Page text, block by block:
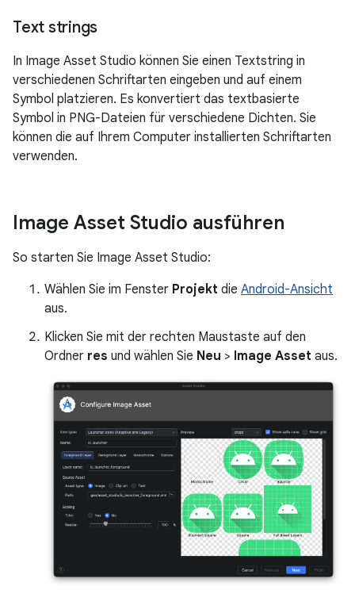
Text strings
In Image Asset Studio können Sie einen Textstring in
verschiedenen Schriftarten eingeben und auf einem
Symbol platzieren. Es konvertiert das textbasierte
Symbol in PNG-Dateien für verschiedene Dichten. Sie
können die auf Ihrem Computer installierten Schriftarten
verwenden.
Image Asset Studio ausführen
So starten Sie Image Asset Studio:
Wählen Sie im Fenster Projekt die Android-Ansicht
aus.
Klicken Sie mit der rechten Maustaste auf den
Ordner res und wählen Sie Neu > Image Asset aus.